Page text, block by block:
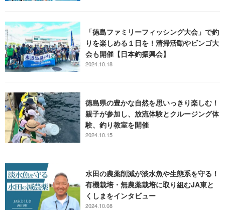
「徳島ファミリーフィッシング大会」で釣
りを楽しめる１日を！清掃活動やビンゴ大
会も開催【日本釣振興会】
2024.10.18
徳島県の豊かな自然を思いっきり楽しむ！
親子が参加し、放流体験とクルージング体
験、釣り教室を開催
2024.10.15
水田の農薬削減が淡水魚や生態系を守る！
有機栽培・無農薬栽培に取り組むJA東と
くしまをインタビュー
2024.10.08